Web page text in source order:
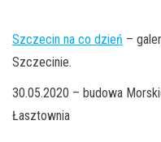
Szczecin na co dzień –
Szczecinie.
30.05.2020 – budowa
Łasztownia